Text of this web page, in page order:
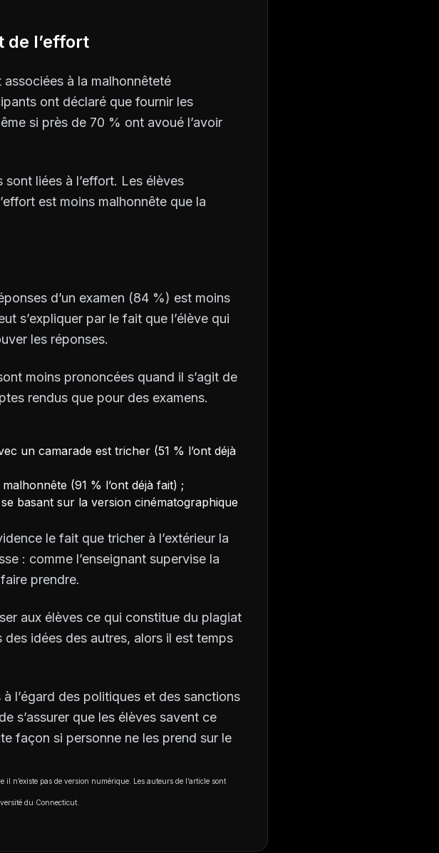
de l’effort
à la malhonnêteté
ont déclaré que fournir les
si près de 70 % ont avoué l’avoir
liées à l’effort. Les élèves
est moins malhonnête que la
d’un examen (84 %) est moins
s’expliquer par le fait que l’élève qui
les réponses.
moins prononcées quand il s’agit de
rendus que pour des examens.
un camarade est tricher (51 % l’ont déjà
(91 % l’ont déjà fait) ;
basant sur la version cinématographique
le fait que tricher à l’extérieur la
: comme l’enseignant supervise la
prendre.
aux élèves ce qui constitue du plagiat
idées des autres, alors il est temps
l’égard des politiques et des sanctions
s’assurer que les élèves savent ce
façon si personne ne les prend sur le
il n’existe pas de version numérique. Les auteurs de l’article sont
du Connecticut.